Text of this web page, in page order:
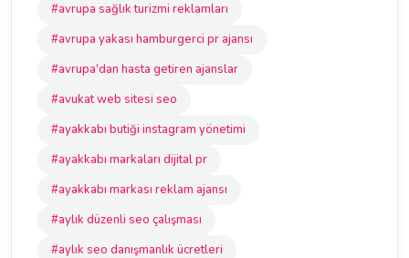
#avrupa sağlık turizmi reklamları
#avrupa yakası hamburgerci pr ajansı
#avrupa'dan hasta getiren ajanslar
#avukat web sitesi seo
#ayakkabı butiği instagram yönetimi
#ayakkabı markaları dijital pr
#ayakkabı markası reklam ajansı
#aylık düzenli seo çalışması
#aylık seo danışmanlık ücretleri